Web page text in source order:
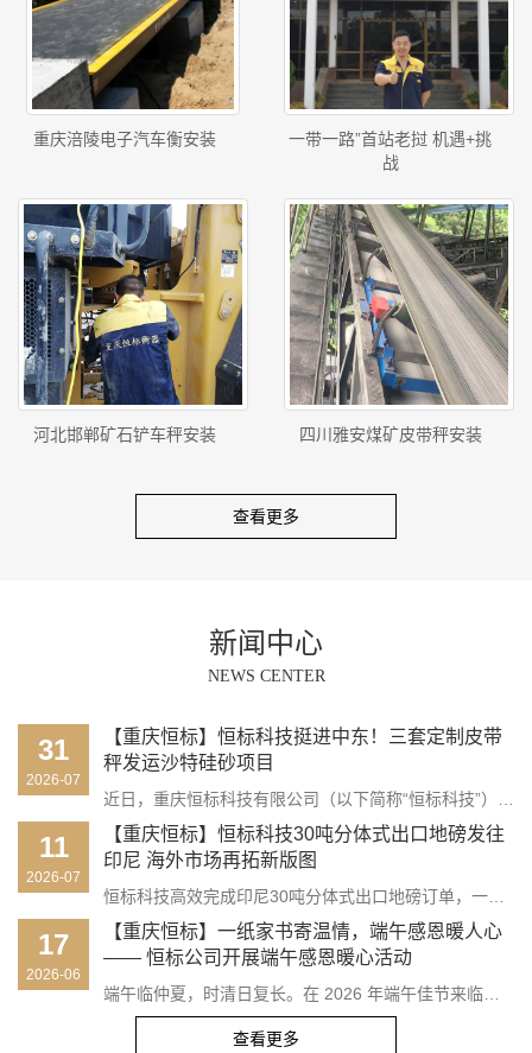
重庆涪陵电子汽车衡安装
一带一路”首站老挝 机遇+挑
战
河北邯郸矿石铲车秤安装 四川雅安煤矿皮带秤安装
查看更多
新闻中心
NEWS CENTER
31
2026-07
【重庆恒标】恒标科技挺进中东！三套定制皮带
秤发运沙特硅砂项目
近日，重庆恒标科技有限公司（以下简称“恒标科技”）三套定制化电子皮带秤成套设备顺利完成组装、质检与封装，正式启运沙特阿拉伯。这批设备即将落地当地硅砂加工生产线，为海外工矿企业物料连续输送计量提供高精度解决方案，助力沙特硅砂生产实现数字化、自动化称重管控。…
11
2026-07
【重庆恒标】恒标科技30吨分体式出口地磅发往
印尼 海外市场再拓新版图
恒标科技高效完成印尼30吨分体式出口地磅订单，一周完成生产并装车发运，以过硬产品力和专业服务赢得客户认可，持续拓展东南亚市场。…
17
2026-06
【重庆恒标】一纸家书寄温情，端午感恩暖人心
—— 恒标公司开展端午感恩暖心活动
端午临仲夏，时清日复长。在 2026 年端午佳节来临之际，恒标公司以一场温情满满的感恩活动，将企业的暖心关怀跨越山海送到每一位员工家人身边，用一纸贺卡、一张工作留影、一份节日心意，向默默支持员工奋斗的家属们致以最诚挚的节日问候与由衷谢意。…
查看更多